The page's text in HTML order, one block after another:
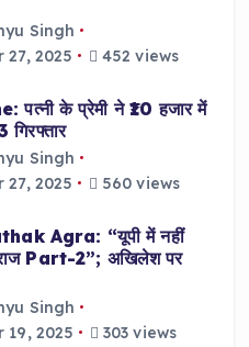
Singh
2025
452 views
के प्रेमी ने ₹10 हजार में
गिरफ्तार
Singh
2025
560 views
Agra: “यूपी में नहीं
Part-2”; अखिलेश पर
Singh
2025
303 views